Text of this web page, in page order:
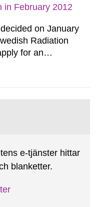
in February 2012
on January
Radiation
for an
(Integrated
a formal request
The time...
e-tjänster hittar
blanketter.